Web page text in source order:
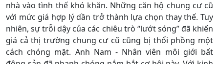
nhà vào tình thế khó khăn. Những căn hộ chung cư cũ
với mức giá hợp lý dần trở thành lựa chọn thay thế. Tuy
nhiên, sự trỗi dậy của các chiêu trò “lướt sóng” đã khiến
giá cả thị trường chung cư cũ cũng bị thổi phồng một
cách chóng mặt. Anh Nam - Nhân viên môi giới bất